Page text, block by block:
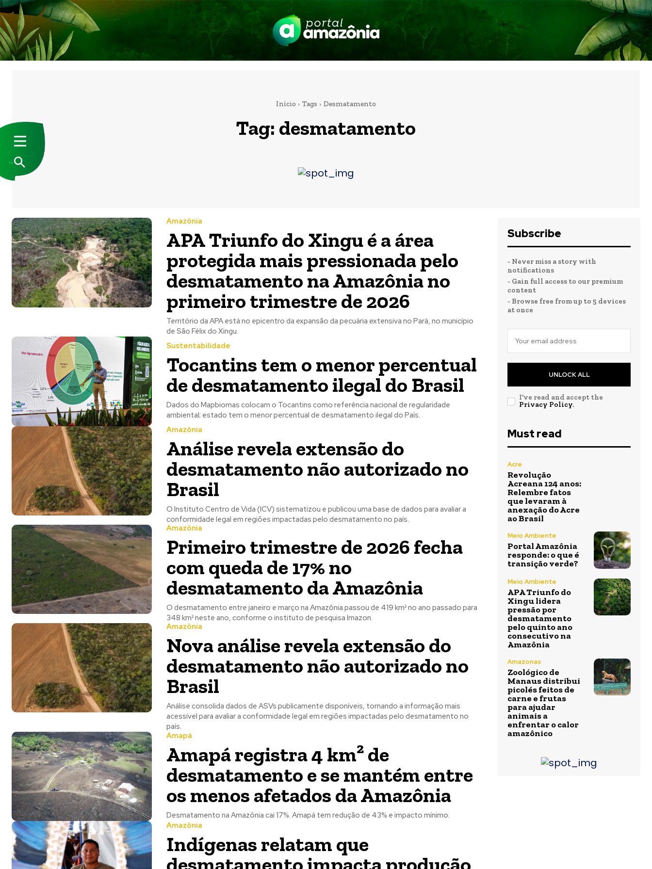
Início Tags Desmatamento
Tag: desmatamento
Amazônia
APA Triunfo do Xingu é a área
protegida mais pressionada pelo
desmatamento na Amazônia no
primeiro trimestre de 2026
Território da APA está no epicentro da expansão da pecuária extensiva no Pará, no município
de São Félix do Xingu.
Sustentabilidade
Tocantins tem o menor percentual
de desmatamento ilegal do Brasil
Dados do Mapbiomas colocam o Tocantins como referência nacional de regularidade
ambiental; estado tem o menor percentual de desmatamento ilegal do País.
Amazônia
Análise revela extensão do
desmatamento não autorizado no
Brasil
O Instituto Centro de Vida (ICV) sistematizou e publicou uma base de dados para avaliar a
conformidade legal em regiões impactadas pelo desmatamento no país.
Amazônia
Primeiro trimestre de 2026 fecha
com queda de 17% no
desmatamento da Amazônia
O desmatamento entre janeiro e março na Amazônia passou de 419 km² no ano passado para
348 km² neste ano, conforme o instituto de pesquisa Imazon.
Amazônia
Nova análise revela extensão do
desmatamento não autorizado no
Brasil
Análise consolida dados de ASVs publicamente disponíveis, tornando a informação mais
acessível para avaliar a conformidade legal em regiões impactadas pelo desmatamento no
país.
Amapá
Amapá registra 4 km² de
desmatamento e se mantém entre
os menos afetados da Amazônia
Desmatamento na Amazônia cai 17%. Amapá tem redução de 43% e impacto mínimo.
Amazônia
Indígenas relatam que
Subscribe
- Never miss a story with
notifications
- Gain full access to our premium
content
- Browse free from up to 5 devices
at once
UNLOCK ALL
I've read and accept the
Privacy Policy.
Must read
Acre
Revolução
Acreana 124 anos:
Relembre fatos
que levaram à
anexação do Acre
ao Brasil
Meio Ambiente
Portal Amazônia
responde: o que é
transição verde?
Meio Ambiente
APA Triunfo do
Xingu lidera
pressão por
desmatamento
pelo quinto ano
consecutivo na
Amazônia
Amazonas
Zoológico de
Manaus distribui
picolés feitos de
carne e frutas
para ajudar
animais a
enfrentar o calor
amazônico